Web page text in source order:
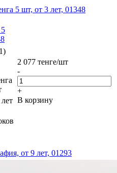
5 шт, от 3 лет, 01348
2 077 тенге/шт
-
+
В корзину
от 9 лет, 01293